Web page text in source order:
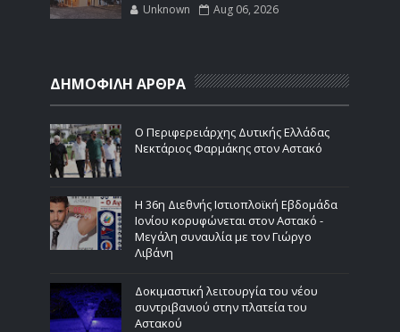
Unknown Aug 06, 2026
ΔΗΜΟΦΙΛΗ ΑΡΘΡΑ
Ο Περιφερειάρχης Δυτικής Ελλάδας
Νεκτάριος Φαρμάκης στον Αστακό
Η 36η Διεθνής Ιστιοπλοϊκή Εβδομάδα
Ιονίου κορυφώνεται στον Αστακό -
Μεγάλη συναυλία με τον Γιώργο
Λιβάνη
Δοκιμαστική λειτουργία του νέου
συντριβανιού στην πλατεία του
Αστακού